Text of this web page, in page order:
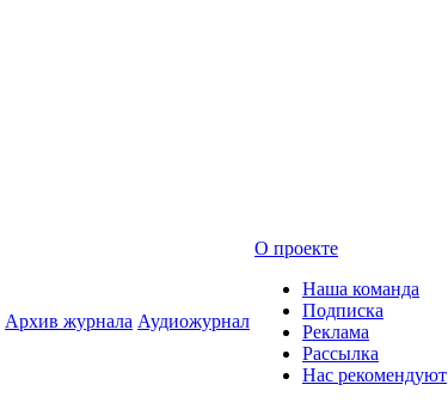
Архив журнала Аудиожурнал
О проекте
Наша команда
Подписка
Реклама
Рассылка
Нас рекомендуют